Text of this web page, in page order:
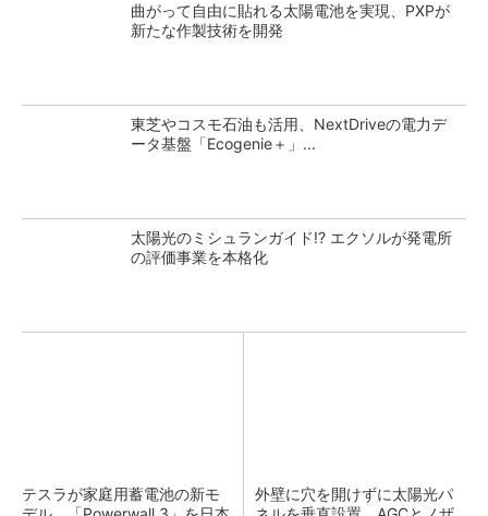
曲がって自由に貼れる太陽電池を実現、PXPが
新たな作製技術を開発
東芝やコスモ石油も活用、NextDriveの電力デ
ータ基盤「Ecogenie＋」...
太陽光のミシュランガイド!? エクソルが発電所
の評価事業を本格化
テスラが家庭用蓄電池の新モ
外壁に穴を開けずに太陽光パ